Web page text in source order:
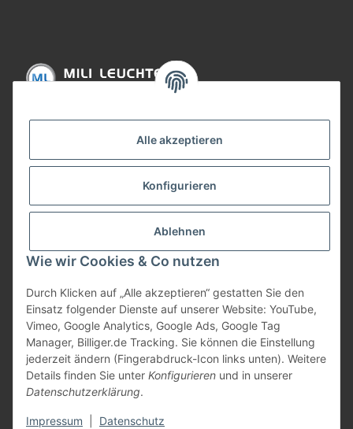
Alle akzeptieren
Konfigurieren
Ablehnen
Wie wir Cookies & Co nutzen
Durch Klicken auf „Alle akzeptieren“ gestatten Sie den
Einsatz folgender Dienste auf unserer Website: YouTube,
Vimeo, Google Analytics, Google Ads, Google Tag
Manager, Billiger.de Tracking. Sie können die Einstellung
jederzeit ändern (Fingerabdruck-Icon links unten). Weitere
Details finden Sie unter Konfigurieren und in unserer
Datenschutzerklärung.
Impressum Datenschutz
Gesetzliche Informationen
Bezahlung
Vertrag widerrufen